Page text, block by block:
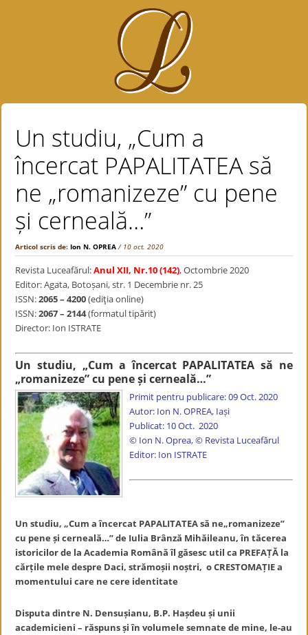
Un studiu, „Cum a
încercat PAPALITATEA să
ne „romanizeze” cu pene
și cerneală…”
Articol scris de:Ion N. OPREA / 10 oct. 2020
Revista Luceafărul:Anul XII, Nr.10 (142),Octombrie 2020
Editor: Agata, Botoșani, str. 1 Decembrie nr. 25
ISSN:2065 – 4200(ediţia online)
ISSN:2067 – 2144(formatul tipărit)
Director: Ion ISTRATE
Un studiu, „Cum a încercat PAPALITATEA să ne
„romanizeze” cu pene și cerneală…”
Primit pentru publicare: 09 Oct. 2020
Autor: Ion N. OPREA, Iași
Publicat: 10 Oct. 2020
© Ion N. Oprea, © Revista Luceafărul
Editor: Ion ISTRATE
Un studiu, „Cum a încercat PAPALITATEA să ne„romanizeze”
cu pene și cerneală…” de Iulia Brânză Mihăileanu, în tăcerea
istoricilor de la Academia Română îl găsesc util ca PREFAȚĂ la
cărțile mele despre Daci, strămoșii noștri, o CRESTOMAȚIE a
momentului care ne cere identitate
Disputa dintre N. Densușianu, B.P. Hașdeu și unii
academicieni – răspuns și în volumele semnate de mine, le-au